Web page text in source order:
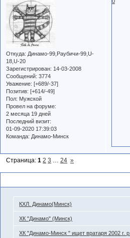
Откуда: Динамо-99,Раубичи-99,U-
18,U-20
Зарегистрирован: 14-03-2008
Сообщений: 3774
Уважение: [+689/-37]
Позитив: [+614/-49]
Пол: Мужской
Провел на форуме:
2 месяца 19 дней
Последний визит:
01-09-2020 17:39:03
Команда: Динамо-Минск
Страница:1 2 3 … 24 »
КХЛ. Динамо(Минск)
ХК "Динамо" (Минск)
ХК "Динамо-Минск " ищет вратаря 2002 г. р.